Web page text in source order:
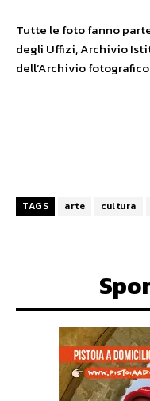
Tutte le foto fanno
degli Uffizi, Archivio
dell’Archivio
TAGS arte cultura